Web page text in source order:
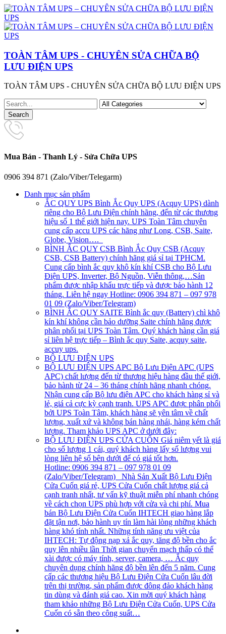
TOÀN TÂM UPS - CHUYÊN SỬA CHỮA BỘ
LƯU ĐIỆN UPS
TOÀN TÂM UPS - CHUYÊN SỬA CHỮA BỘ LƯU ĐIỆN UPS
Mua Bán - Thanh Lý - Sửa Chữa UPS
0906 394 871 (Zalo/Viber/Telegarm)
Danh mục sản phẩm
ẮC QUY UPS Bình Ắc Quy UPS (Acquy UPS) dành
riêng cho Bộ Lưu Điện chính hãng, đến từ các thương
hiệu số 1 thế giới hiện nay. UPS Toàn Tâm chuyên
cung cấp accu UPS các hãng như Long, CSB, Saite,
Globe, Vision….
BÌNH ẮC QUY CSB Bình Ắc Quy CSB (Acquy
CSB, CSB Battery) chính hãng giá sỉ tại TPHCM.
Cung cấp bình ắc quy khô kín khí CSB cho Bộ Lưu
Điện UPS, Inverter, Bộ Nguồn, Viễn thông,…Sản
phẩm được nhập khẩu trực tiếp và được bảo hành 12
tháng. Liên hệ ngay Hotline: 0906 394 871 – 097 978
01 09 (Zalo/Viber/Telegram)
BÌNH ẮC QUY SAITE Bình ắc quy (Battery) chì khô
kín khí không cần bảo dưỡng Saite chính hãng được
phân phối tại UPS Toàn Tâm. Quý khách hàng cần giá
sỉ liên hệ trực tiếp – Bình ắc quy Saite, acquy saite,
accuy ups.
BỘ LƯU ĐIỆN UPS
BỘ LƯU ĐIỆN UPS APC Bộ Lưu Điện APC (UPS
APC) chất lượng đến từ thương hiệu hàng đầu thế giới,
bảo hành từ 24 – 36 tháng chính hãng nhanh chóng.
Nhận cung cấp Bộ lưu điện APC cho khách hàng sỉ và
lẻ, giá cả cực kỳ cạnh tranh. UPS APC được phân phối
bởi UPS Toàn Tâm, khách hàng sẽ yên tâm về chất
lượng, xuất xứ và không bán hàng nhái, hàng kém chất
lượng. Tham khảo UPS APC ở dưới đây:
BỘ LƯU ĐIỆN UPS CỬA CUỐN Giá niêm yết là giá
cho số lượng 1 cái, quý khách hàng lấy số lượng vui
lòng liên hệ số bên dưới để có giá tốt hơn.
Hotline: 0906 394 871 – 097 978 01 09
(Zalo/Viber/Telegram) Nhà Sản Xuất Bộ Lưu Điện
Cửa Cuốn giá rẻ, UPS Cửa Cuốn chất lượng giá cả
cạnh tranh nhất, tư vấn kỹ thuật miễn phí nhanh chóng
về cách chọn UPS phù hợp với cửa và chi phí. Mua
bán Bộ Lưu Điện Cửa Cuốn IHTECH giao hàng lắp
đặt tận nơi, bảo hành uy tín làm hài lòng những khách
hàng khó tính nhất. Những tính năng ưu việt của
IHTECH: Tự động nạp xả ắc quy, tăng độ bền cho ắc
quy lên nhiều lần Thời gian chuyển mạch thấp có thể
xài được có máy tính, server, camera, … Ắc quy
chuyên dụng chính hãng độ bền lên đến 5 năm. Cung
cấp các thương hiệu Bộ Lưu Điện Cửa Cuốn lâu đời
trên thị trường, sản phẩm được đông đảo khách hàng
tin dùng và đánh giá cao. Xin mời quý khách hàng
tham khảo những Bộ Lưu Điện Cửa Cuốn, UPS Cửa
Cuốn có sẵn theo công suất…